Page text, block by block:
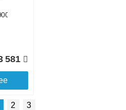
доставке
581
2 3